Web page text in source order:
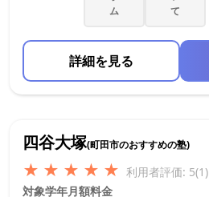
ム
て
詳細を見る
四谷大塚(町田市のおすすめの塾)
★ ★ ★ ★ ★ 利用者評価: 5(1)
対象学年月額料金